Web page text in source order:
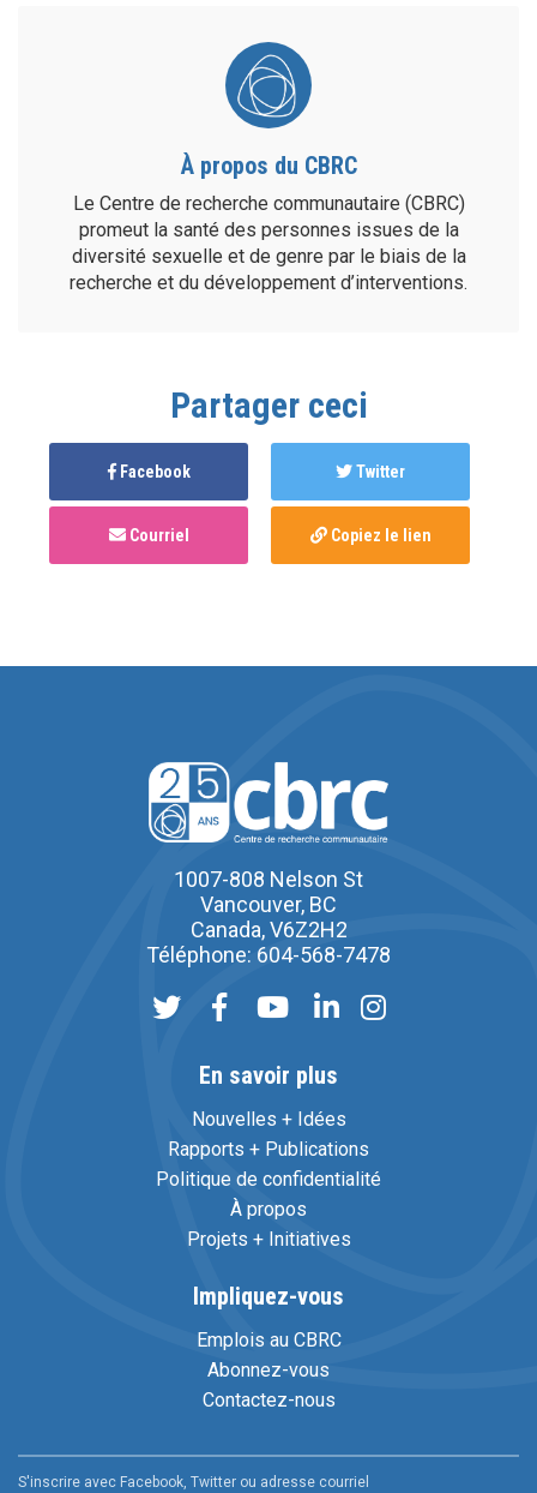
À propos du CBRC
Le Centre de recherche communautaire (CBRC)
promeut la santé des personnes issues de la
diversité sexuelle et de genre par le biais de la
recherche et du développement d’interventions.
Partager ceci
Facebook Twitter
Courriel Copiez le lien
1007-808 Nelson St
Vancouver, BC
Canada, V6Z2H2
Téléphone: 604-568-7478
En savoir plus
Nouvelles + Idées
Rapports + Publications
Politique de confidentialité
À propos
Projets + Initiatives
Impliquez-vous
Emplois au CBRC
Abonnez-vous
Contactez-nous
S'inscrire avec Facebook, Twitter ou adresse courriel